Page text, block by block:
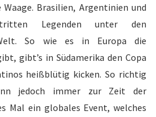
Waage. Brasilien, Argentinien und
Legenden unter den
So wie es in Europa die
gibt’s in Südamerika den Copa
heißblütig kicken. So richtig
jedoch immer zur Zeit der
Mal ein globales Event, welches